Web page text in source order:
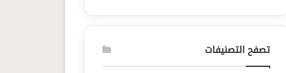
تصفح التصنيفات